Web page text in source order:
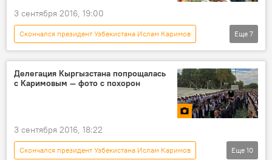
3 сентября 2016, 19:00
Скончался президент Узбекистана Ислам Каримов
Новости
Общество
В мире
Ислам Каримов
обращение
Еще 7
Делегация Кыргызстана попрощалась
с Каримовым — фото с похорон
3 сентября 2016, 18:22
Скончался президент Узбекистана Ислам Каримов
Еще 10